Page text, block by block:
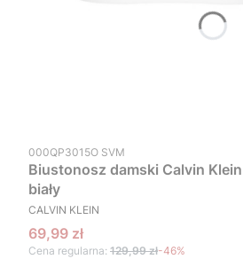
Kod produktu
000QP3015O SVM
Biustonosz damski Calvin
biały
PRODUCENT
CALVIN KLEIN
Cena promocyjna
69,99 zł
Cena regularna: 129,99 zł-46%